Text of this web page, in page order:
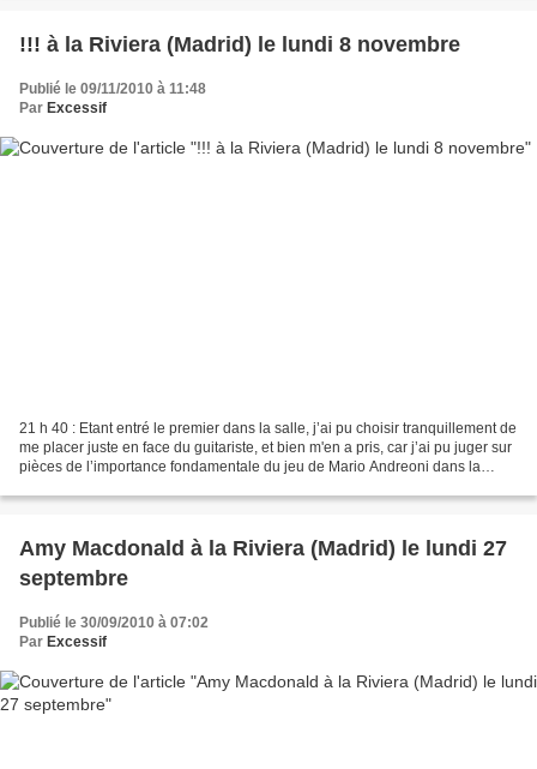
!!! à la Riviera (Madrid) le lundi 8 novembre
Publié le 09/11/2010 à 11:48
Par Excessif
21 h 40 : Etant entré le premier dans la salle, j’ai pu choisir tranquillement de
me placer juste en face du guitariste, et bien m'en a pris, car j’ai pu juger sur
pièces de l’importance fondamentale du jeu de Mario Andreoni dans la
Amy Macdonald à la Riviera (Madrid) le lundi 27
septembre
Publié le 30/09/2010 à 07:02
Par Excessif